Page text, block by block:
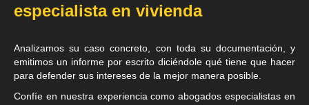
especialista en vivienda
Analizamos su caso concreto, con toda su documentación, y
emitimos un informe por escrito diciéndole qué tiene que hacer
para defender sus intereses de la mejor manera posible.
Confíe en nuestra experiencia comoabogados especialistas en